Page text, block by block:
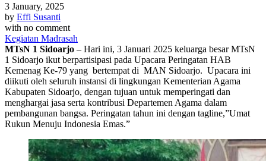
3 January, 2025
by Effi Susanti
with no comment
Kegiatan Madrasah
MTsN 1 Sidoarjo – Hari ini, 3 Januari 2025 keluarga besar MTsN
1 Sidoarjo ikut berpartisipasi pada Upacara Peringatan HAB
Kemenag Ke-79 yang bertempat di MAN Sidoarjo. Upacara ini
diikuti oleh seluruh instansi di lingkungan Kementerian Agama
Kabupaten Sidoarjo, dengan tujuan untuk memperingati dan
menghargai jasa serta kontribusi Departemen Agama dalam
pembangunan bangsa. Peringatan tahun ini dengan tagline,”Umat
Rukun Menuju Indonesia Emas.”